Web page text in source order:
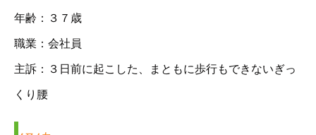
年齢：３７歳
職業：会社員
主訴：３日前に起こした、まともに歩行もできないぎっ
くり腰